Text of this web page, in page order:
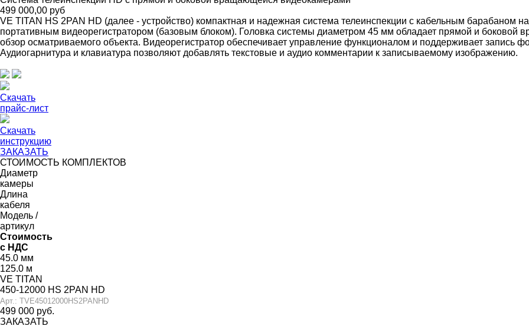
499 000,00 руб
VE TITAN HS 2PAN HD (далее - устройство) компактная и надежная система телеинспекции с кабельным барабаном
портативным видеорегистратором (базовым блоком). Головка системы диаметром 45 мм обладает прямой и
обзор осматриваемого объекта. Видеорегистратор обеспечивает управление функционалом и поддерживает запись
Аудиогарнитура и клавиатура позволяют добавлять текстовые и аудио комментарии к записываемому изображению.
Скачать
прайс-лист
Скачать
инструкцию
ЗАКАЗАТЬ
СТОИМОСТЬ КОМПЛЕКТОВ
Диаметр
камеры
Длина
кабеля
Модель /
артикул
Стоимость
с НДС
45.0 мм
125.0 м
VE TITAN
450-12000 HS 2PAN HD
Арт.: TVE45012000HS2PANHD
499 000 руб.
ЗАКАЗАТЬ